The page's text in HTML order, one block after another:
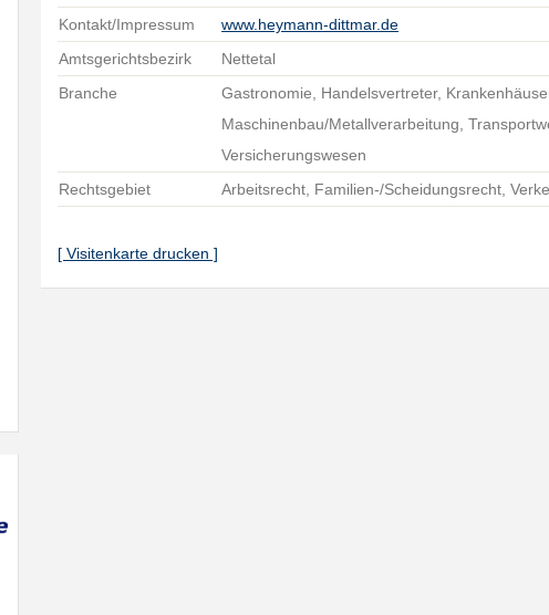
Kontakt/Impressum
www.heymann-dittmar.de
Amtsgerichtsbezirk
Nettetal
Branche
Gastronomie, Handelsvertreter,
Maschinenbau/Metallverarbeitung,
Versicherungswesen
Rechtsgebiet
Arbeitsrecht, Familien-/Scheidungsrecht,
[ Visitenkarte drucken ]